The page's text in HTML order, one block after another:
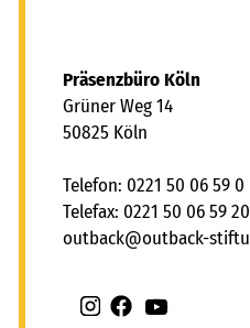
Großeltern in die Hilfe ein.
Besuchen bis zu
Arztbesuche und
Die pädagogischen
Schlüsselrolle
Im Modell der outback
den freiberuflichen
Konzept für ihr Angebot
Präsenzbüro Köln
Grüner Weg 14
50825 Köln
Telefon: 0221 50 06 59 0
Telefax: 0221 50 06 59 20
tb ck tb ck-stft